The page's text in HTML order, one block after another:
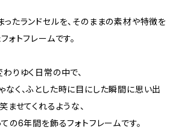
たランドセルを、そのままの素材や特徴を
ォトフレームです。
りゆく日常の中で、
く、ふとした時に目にした瞬間に思い出
ませてくれるような、
の6年間を飾るフォトフレームです。